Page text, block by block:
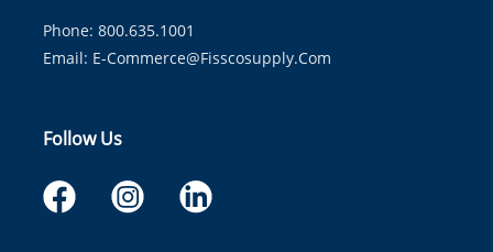
Phone: 800.635.1001
Email: E-Commerce@fisscosupply.com
Follow Us